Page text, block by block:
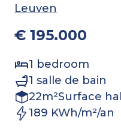
Leuven
€ 195.000
1 bedroom
1 salle de bain
22m²Surface
189 KWh/m²/an